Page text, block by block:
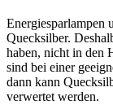
Energiesparlampen
Quecksilber.
haben, nicht in den
sind bei einer
dann kann
verwertet werden.